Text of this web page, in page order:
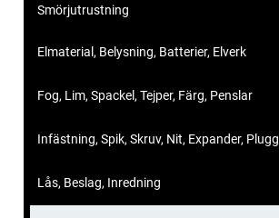
Smörjutrustning
Elmaterial, Belysning, Batterier, Elverk
Fog, Lim, Spackel, Tejper, Färg, Penslar
Infästning, Spik, Skruv, Nit, Expander, Plugg
Lås, Beslag, Inredning